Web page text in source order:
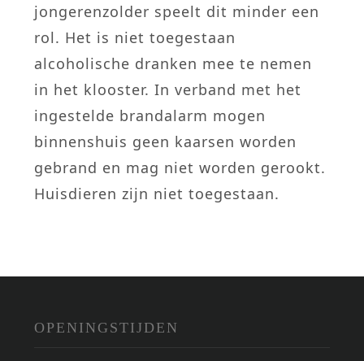
jongerenzolder speelt dit minder een
rol. Het is niet toegestaan
alcoholische dranken mee te nemen
in het klooster. In verband met het
ingestelde brandalarm mogen
binnenshuis geen kaarsen worden
gebrand en mag niet worden gerookt.
Huisdieren zijn niet toegestaan.
OPENINGSTIJDEN